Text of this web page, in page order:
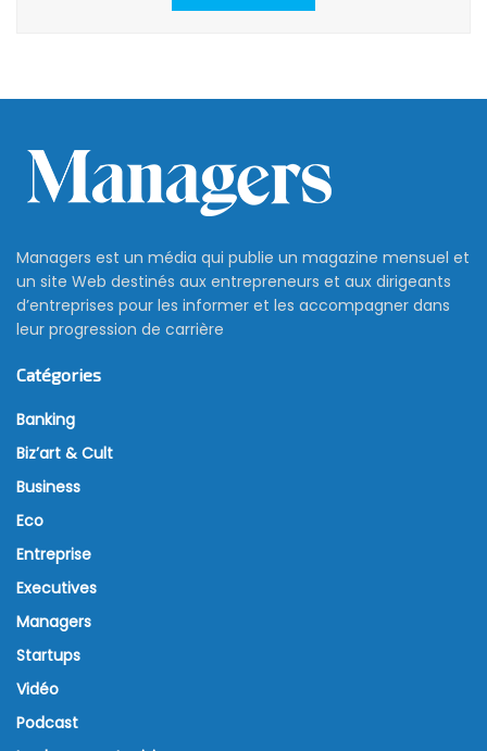
Managers est un média qui publie un magazine mensuel et
un site Web destinés aux entrepreneurs et aux dirigeants
d’entreprises pour les informer et les accompagner dans
leur progression de carrière
Catégories
Banking
Biz’art & Cult
Business
Eco
Entreprise
Executives
Managers
Startups
Vidéo
Podcast